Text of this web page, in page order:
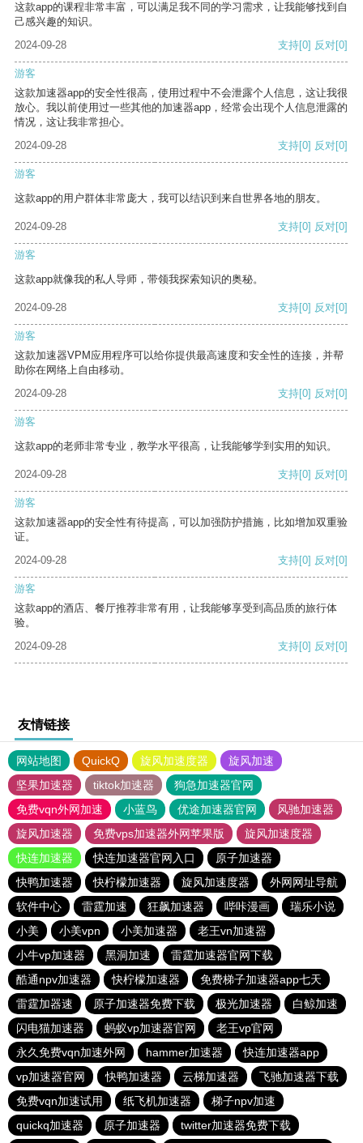
这款app的课程非常丰富，可以满足我不同的学习需求，让我能够找到自
己感兴趣的知识。
2024-09-28
支持[0] 反对[0]
游客
这款加速器app的安全性很高，使用过程中不会泄露个人信息，这让我很
放心。我以前使用过一些其他的加速器app，经常会出现个人信息泄露的
情况，这让我非常担心。
2024-09-28
支持[0] 反对[0]
游客
这款app的用户群体非常庞大，我可以结识到来自世界各地的朋友。
2024-09-28 支持[0] 反对[0]
游客
这款app就像我的私人导师，带领我探索知识的奥秘。
2024-09-28 支持[0] 反对[0]
游客
这款加速器VPM应用程序可以给你提供最高速度和安全性的连接，并帮
助你在网络上自由移动。
2024-09-28
支持[0] 反对[0]
游客
这款app的老师非常专业，教学水平很高，让我能够学到实用的知识。
2024-09-28 支持[0] 反对[0]
游客
这款加速器app的安全性有待提高，可以加强防护措施，比如增加双重验
证。
2024-09-28
支持[0] 反对[0]
游客
这款app的酒店、餐厅推荐非常有用，让我能够享受到高品质的旅行体
验。
2024-09-28
支持[0] 反对[0]
友情链接
网站地图 QuickQ 旋风加速度器
旋风加速
坚果加速器
tiktok加速器
狗急加速器官网
免费vqn外网加速
小蓝鸟 优途加速器官网
风驰加速器
旋风加速器
免费vps加速器外网苹果版
旋风加速度器
快连加速器
快连加速器官网入口
原子加速器
快鸭加速器
快柠檬加速器 旋风加速度器
外网网址导航
软件中心
雷霆加速 狂飙加速器 哔咔漫画
瑞乐小说
小美
小美vpn 小美加速器
老王vn加速器
小牛vp加速器
黑洞加速
雷霆加速器官网下载
酷通npv加速器
快柠檬加速器
免费梯子加速器app七天
雷霆加器速
原子加速器免费下载 极光加速器
白鲸加速
闪电猫加速器
蚂蚁vp加速器官网
老王vp官网
永久免费vqn加速外网
hammer加速器
快连加速器app
vp加速器官网
快鸭加速器 云梯加速器
飞驰加速器下载
免费vqn加速试用
纸飞机加速器
梯子npv加速
quickq加速器
原子加速器 twitter加速器免费下载